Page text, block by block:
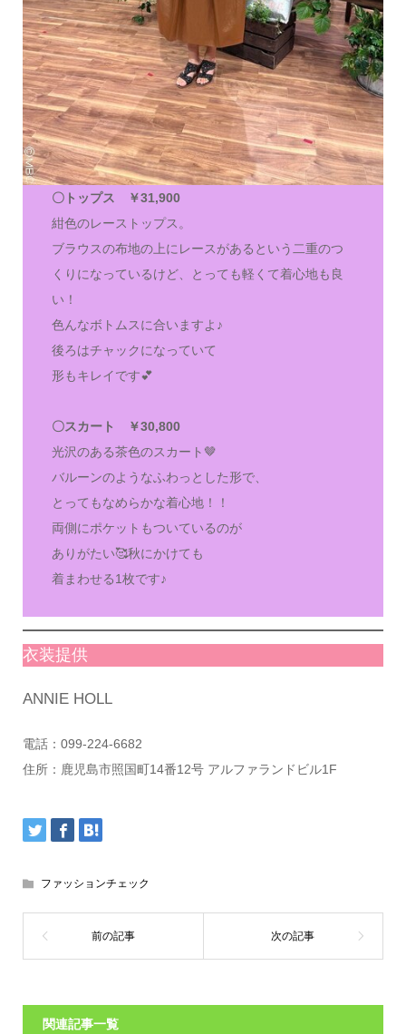
〇トップス ￥31,900
紺色のレーストップス。
ブラウスの布地の上にレースがあるという二重のつ
くりになっているけど、とっても軽くて着心地も良
い！
色んなボトムスに合いますよ♪
後ろはチャックになっていて
形もキレイです💕
〇スカート ￥30,800
光沢のある茶色のスカート🤎
バルーンのようなふわっとした形で、
とってもなめらかな着心地！！
両側にポケットもついているのが
ありがたい🥰秋にかけても
着まわせる1枚です♪
衣装提供
ANNIE HOLL
電話：099-224-6682
住所：鹿児島市照国町14番12号 アルファランドビル1F
ファッションチェック
関連記事一覧